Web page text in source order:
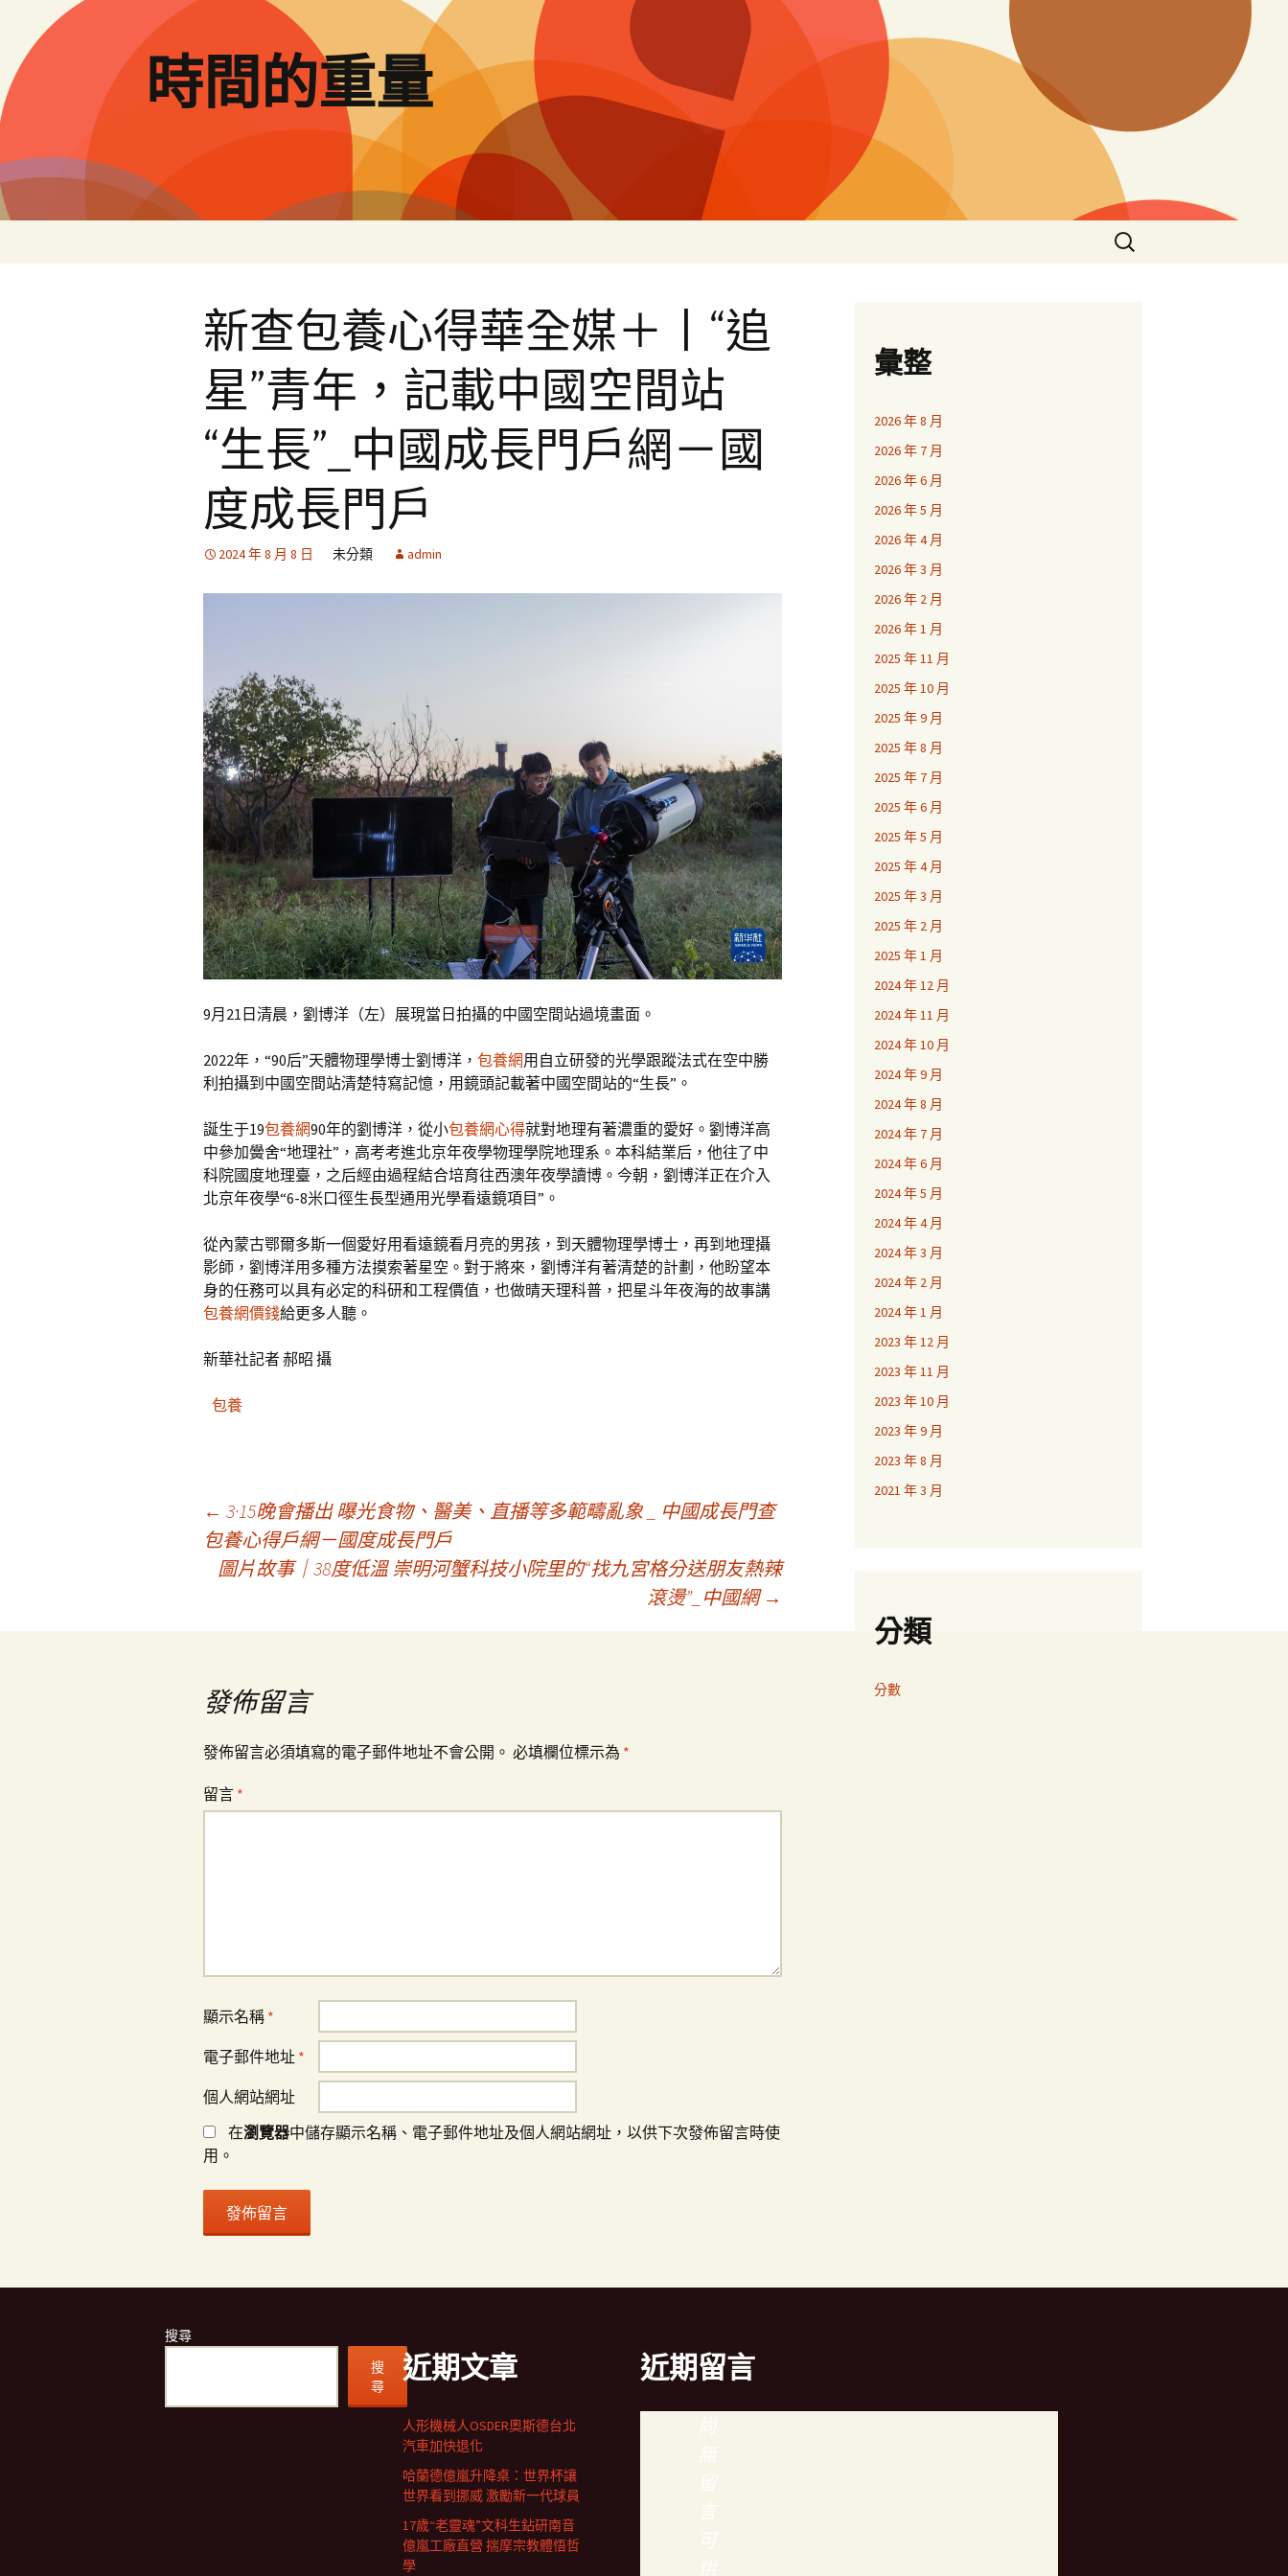
要
內
容
時間的重量
搜
尋
新查包養心得華全媒＋丨“追
星”青年，記載中國空間站
“生長”_中國成長門戶網－國
度成長門戶
2024 年 8 月 8 日 未分類 admin
9月21日清晨，劉博洋（左）展現當日拍攝的中國空間站過境畫面。
2022年，“90后”天體物理學博士劉博洋， 包養網用自立研發的光學跟蹤法式在空中勝
利拍攝到中國空間站清楚特寫記憶，用鏡頭記載著中國空間站的“生長”。
誕生于19包養網90年的劉博洋，從小包養網心得就對地理有著濃重的愛好。劉博洋高
中參加黌舍“地理社”，高考考進北京年夜學物理學院地理系。本科結業后，他往了中
科院國度地理臺，之后經由過程結合培育往西澳年夜學讀博。今朝，劉博洋正在介入
北京年夜學“6-8米口徑生長型通用光學看遠鏡項目”。
從內蒙古鄂爾多斯一個愛好用看遠鏡看月亮的男孩，到天體物理學博士，再到地理攝
影師，劉博洋用多種方法摸索著星空。對于將來，劉博洋有著清楚的計劃，他盼望本
身的任務可以具有必定的科研和工程價值，也做晴天理科普，把星斗年夜海的故事講
包養網價錢給更多人聽。
新華社記者 郝昭 攝
包養
導
← 3·15晚會播出 曝光食物、醫美、直播等多範疇亂象 _ 中國成長門查
包養心得戶網－國度成長門戶
圖片故事｜38度低溫 崇明河蟹科技小院里的“找九宮格分送朋友熱辣
滾燙”_中國網 →
發佈留言
發佈留言必須填寫的電子郵件地址不會公開。 必填欄位標示為 *
留言 *
顯示名稱 *
電子郵件地址 *
個人網站網址
在瀏覽器中儲存顯示名稱、電子郵件地址及個人網站網址，以供下次發佈留言時使
用。
彙整
2026 年 8 月
2026 年 7 月
2026 年 6 月
2026 年 5 月
2026 年 4 月
2026 年 3 月
2026 年 2 月
2026 年 1 月
2025 年 11 月
2025 年 10 月
2025 年 9 月
2025 年 8 月
2025 年 7 月
2025 年 6 月
2025 年 5 月
2025 年 4 月
2025 年 3 月
2025 年 2 月
2025 年 1 月
2024 年 12 月
2024 年 11 月
2024 年 10 月
2024 年 9 月
2024 年 8 月
2024 年 7 月
2024 年 6 月
2024 年 5 月
2024 年 4 月
2024 年 3 月
2024 年 2 月
2024 年 1 月
2023 年 12 月
2023 年 11 月
2023 年 10 月
2023 年 9 月
2023 年 8 月
2021 年 3 月
分類
分數
搜尋
搜
尋
近期文章
人形機械人OSDER奧斯德台北
汽車加快退化
哈蘭德億嵐升降桌：世界杯讓
世界看到挪威 激勵新一代球員
17歲“老靈魂”文科生鉆研南音
億嵐工廠直營 揣摩宗教體悟哲
學
近期留言
尚
無
留
言
可
供